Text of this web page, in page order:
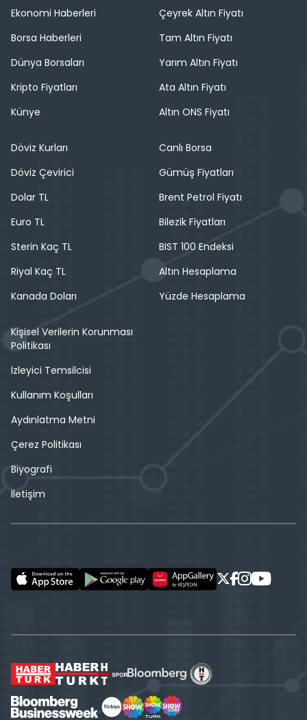
Ekonomi Haberleri
Borsa Haberleri
Dünya Borsaları
Kripto Fiyatları
Künye
Çeyrek Altın Fiyatı
Tam Altın Fiyatı
Yarım Altın Fiyatı
Ata Altın Fiyatı
Altın ONS Fiyatı
Döviz Kurları
Döviz Çevirici
Dolar TL
Euro TL
Sterin Kaç TL
Riyal Kaç TL
Kanada Doları
Canlı Borsa
Gümüş Fiyatları
Brent Petrol Fiyatı
Bilezik Fiyatları
BIST 100 Endeksi
Altın Hesaplama
Yüzde Hesaplama
Kişisel Verilerin Korunması
Politikası
İzleyici Temsilcisi
Kullanım Koşulları
Aydınlatma Metni
Çerez Politikası
Biyografi
İletişim